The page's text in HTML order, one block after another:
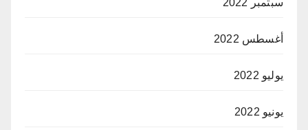
أغسطس 2022
يوليو 2022
يونيو 2022